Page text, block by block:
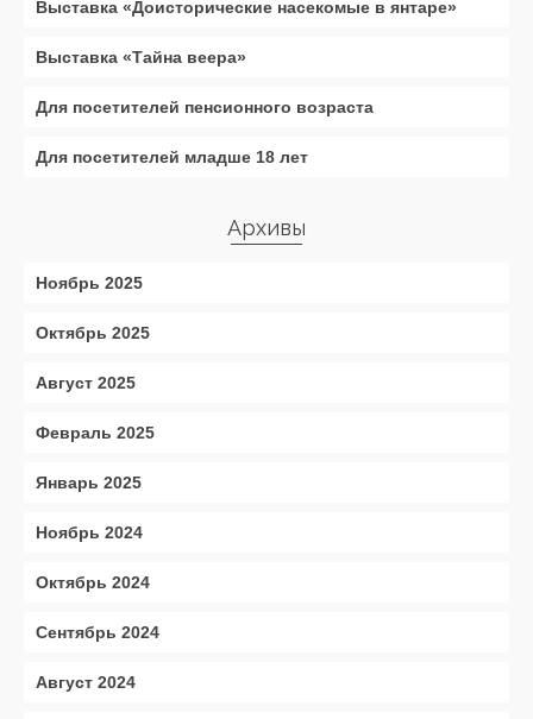
Выставка «Доисторические насекомые в янтаре»
Выставка «Тайна веера»
Для посетителей пенсионного возраста
Для посетителей младше 18 лет
Архивы
Ноябрь 2025
Октябрь 2025
Август 2025
Февраль 2025
Январь 2025
Ноябрь 2024
Октябрь 2024
Сентябрь 2024
Август 2024